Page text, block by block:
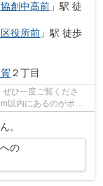
創中高前 」駅 徒
役所前 」駅 徒歩
２丁目
ひ一度ご覧くださ
以内にあるのがポイ
。
の